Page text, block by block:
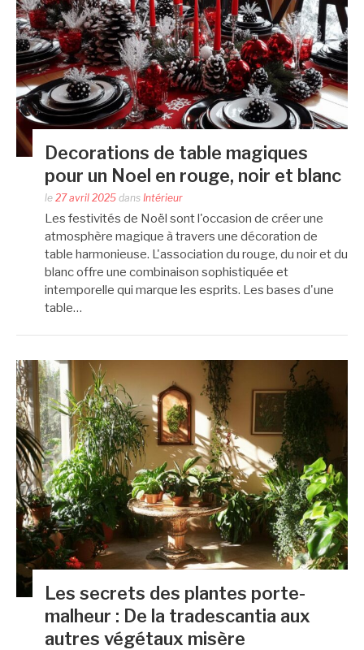
Decorations de table magiques
pour un Noel en rouge, noir et blanc
le 27 avril 2025 dans Intérieur
Les festivités de Noël sont l'occasion de créer une
atmosphère magique à travers une décoration de
table harmonieuse. L'association du rouge, du noir et du
blanc offre une combinaison sophistiquée et
intemporelle qui marque les esprits. Les bases d'une
table…
Les secrets des plantes porte-
malheur : De la tradescantia aux
autres végétaux misère